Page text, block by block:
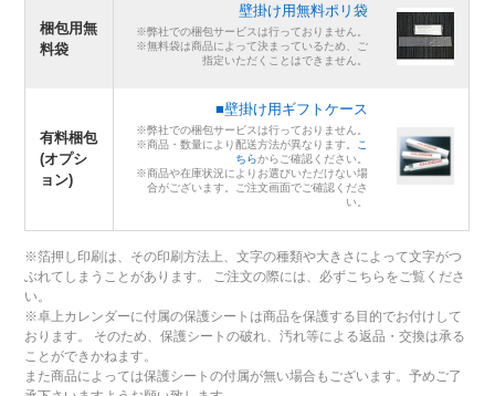
梱包用無
料袋
壁掛け用無料ポリ袋
※弊社での梱包サービスは行っておりません。
※無料袋は商品によって決まっているため、ご
指定いただくことはできません。
有料梱包
(オプシ
ョン)
■壁掛け用ギフトケース
※弊社での梱包サービスは行っておりません。
※商品・数量により配送方法が異なります。
こ
ちらからご確認ください。
※商品や在庫状況によりお選びいただけない場
合がございます。ご注文画面でご確認くださ
い。
※箔押し印刷は、その印刷方法上、文字の種類や大きさによって文字がつ
ぶれてしまうことがあります。 ご注文の際には、必ずこちらをご覧くださ
い。
※卓上カレンダーに付属の保護シートは商品を保護する目的でお付けして
おります。 そのため、保護シートの破れ、汚れ等による返品・交換は承る
ことができかねます。
また商品によっては保護シートの付属が無い場合もございます。予めご了